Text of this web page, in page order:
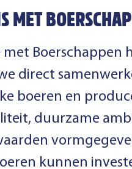
MET
met
direct
boeren en
duurzame
kunnen